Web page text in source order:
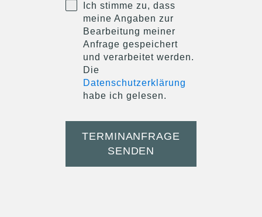
Ich stimme zu, dass
meine Angaben zur
Bearbeitung meiner
Anfrage gespeichert
und verarbeitet werden.
Die
Datenschutzerklärung
habe ich gelesen.
TERMINANFRAGE
SENDEN